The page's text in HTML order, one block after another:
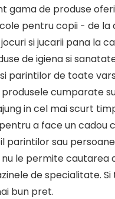
gama de produse
pentru copii - de la
si jucarii pana la
de igiena si
parintilor de toate
cumparate
in cel mai scurt
a face un cadou
parintilor sau
le permite cautarea
de specialitate.
bun pret.